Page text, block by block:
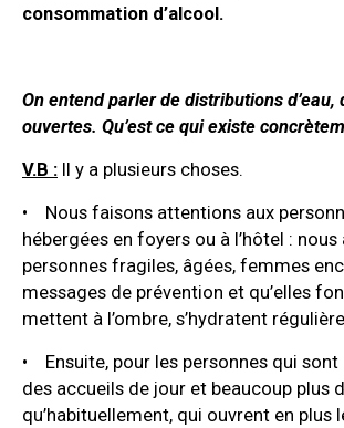
consommation d’alcool.
On entend parler de distributions d’eau,
ouvertes. Qu’est ce qui existe
V.B : Il y a plusieurs choses.
• Nous faisons attentions aux
hébergées en foyers ou à l’hôtel :
personnes fragiles, âgées, femmes
messages de prévention et qu’elles
mettent à l’ombre, s’hydratent
• Ensuite, pour les personnes qui sont
des accueils de jour et beaucoup plus
qu’habituellement, qui ouvrent en plus